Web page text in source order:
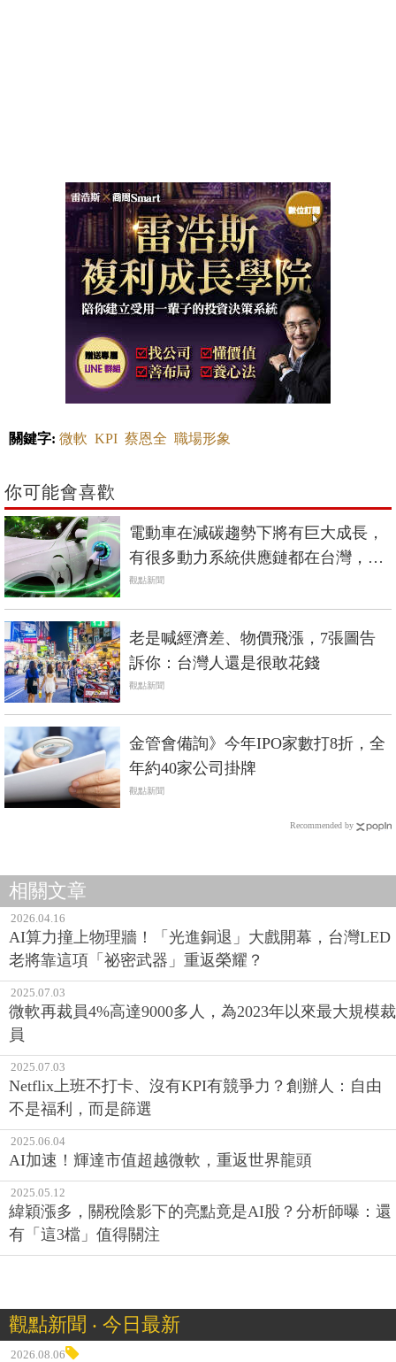
關鍵字: 微軟 KPI 蔡恩全 職場形象
你可能會喜歡
電動車在減碳趨勢下將有巨大成長，
有很多動力系統供應鏈都在台灣，發
展空間大
觀點新聞
老是喊經濟差、物價飛漲，7張圖告
訴你：台灣人還是很敢花錢
觀點新聞
金管會備詢》今年IPO家數打8折，全
年約40家公司掛牌
觀點新聞
Recommended by
相關文章
2026.04.16
AI算力撞上物理牆！「光進銅退」大戲開幕，台灣LED
老將靠這項「祕密武器」重返榮耀？
2025.07.03
微軟再裁員4%高達9000多人，為2023年以來最大規模裁
員
2025.07.03
Netflix上班不打卡、沒有KPI有競爭力？創辦人：自由
不是福利，而是篩選
2025.06.04
AI加速！輝達市值超越微軟，重返世界龍頭
2025.05.12
緯穎漲多，關稅陰影下的亮點竟是AI股？分析師曝：還
有「這3檔」值得關注
觀點新聞 ‧ 今日最新
2026.08.06